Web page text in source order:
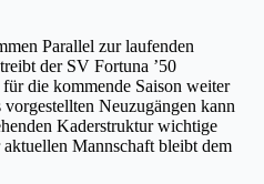
Parallel zur laufenden
der SV Fortuna ’50
die kommende Saison weiter
Neuzugängen kann
Kaderstruktur wichtige
Mannschaft bleibt dem